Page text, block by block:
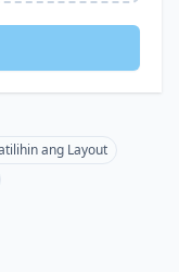
ang Layout